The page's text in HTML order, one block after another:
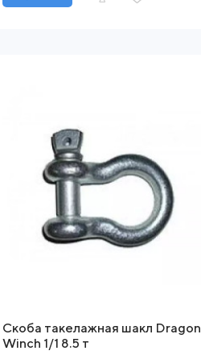
Скоба такелажная шакл Dragon
Winch 1/1 8.5 т